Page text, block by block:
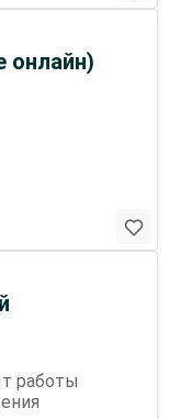
онлайн)
работы